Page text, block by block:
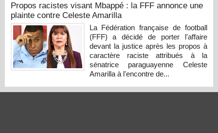
Propos racistes visant Mbappé : la FFF annonce une
plainte contre Celeste Amarilla
La Fédération française de football
(FFF) a décidé de porter l'affaire
devant la justice après les propos à
caractère raciste attribués à la
sénatrice paraguayenne Celeste
Amarilla à l'encontre de...